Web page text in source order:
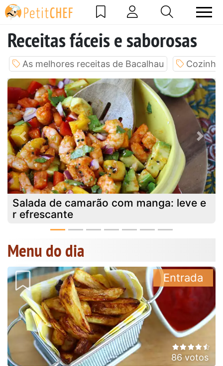
Receitas fáceis e saborosas
As melhores receitas de Bacalhau
Salada de camarão com manga: leve e
r efrescante
Previous Next
Menu do dia
86 votos
Entrada